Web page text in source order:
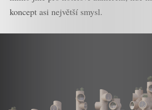
koncept asi největší smysl.